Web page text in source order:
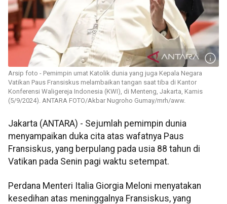
Arsip foto - Pemimpin umat Katolik dunia yang juga Kepala Negara
Vatikan Paus Fransiskus melambaikan tangan saat tiba di Kantor
Konferensi Waligereja Indonesia (KWI), di Menteng, Jakarta, Kamis
(5/9/2024). ANTARA FOTO/Akbar Nugroho Gumay/mrh/aww.
Jakarta (ANTARA) - Sejumlah pemimpin dunia
menyampaikan duka cita atas wafatnya Paus
Fransiskus, yang berpulang pada usia 88 tahun di
Vatikan pada Senin pagi waktu setempat.
Perdana Menteri Italia Giorgia Meloni menyatakan
kesedihan atas meninggalnya Fransiskus, yang